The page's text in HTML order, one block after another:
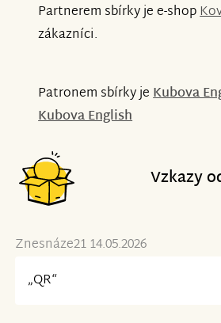
Partnerem sbírky je e-shop
zákazníci.
Patronem sbírky jeKubova
Kubova English
Vzkazy
Znesnáze21 14.05.2026
„QR“